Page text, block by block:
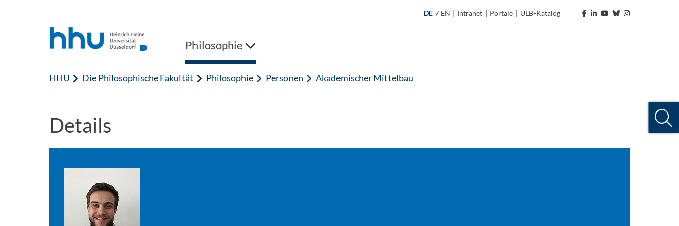
DE / EN | Intranet | Portale | ULB-Katalog
Philosophie
HHU Die Philosophische Fakultät Philosophie Personen Akademischer Mittelbau
Details